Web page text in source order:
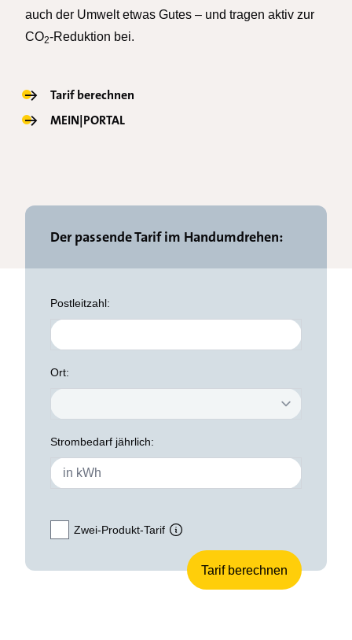
auch der Umwelt etwas Gutes – und tragen aktiv zur
CO2-Reduktion bei.
→
Tarif berechnen
→
MEIN|PORTAL
Der passende Tarif im Handumdrehen:
Postleitzahl:
Ort:
Strombedarf jährlich:
Zwei-Produkt-Tarif